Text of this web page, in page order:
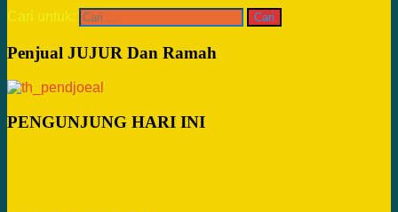
Cari untuk:
Penjual JUJUR Dan Ramah
PENGUNJUNG HARI INI